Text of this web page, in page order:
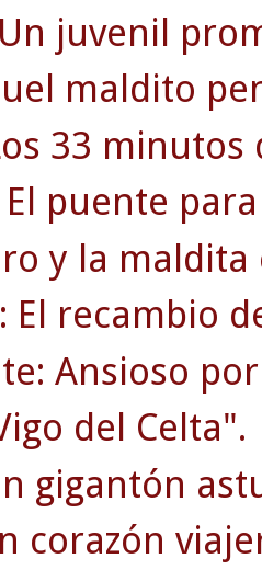
juvenil
maldito
33 minutos
puente
y la maldita
El recambio
Ansioso
del Celta".
gigantón
corazón